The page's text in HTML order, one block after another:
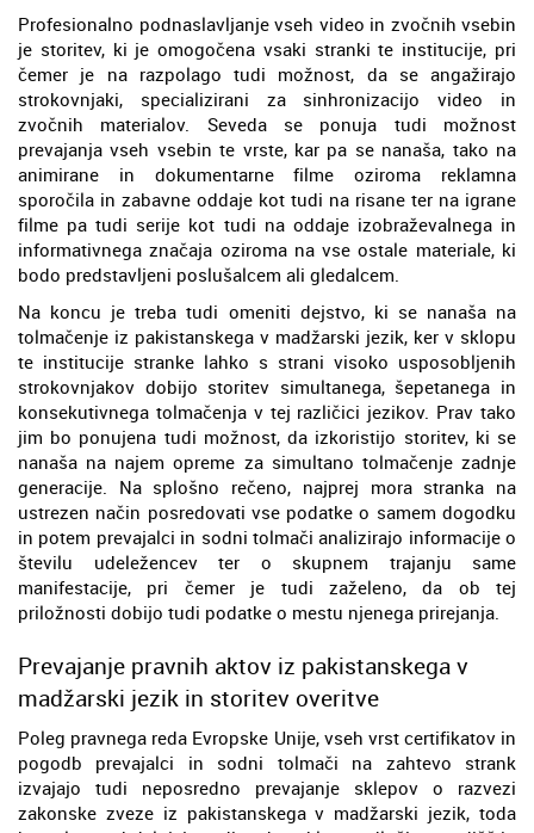
Profesionalno podnaslavljanje vseh video in zvočnih vsebin
je storitev, ki je omogočena vsaki stranki te institucije, pri
čemer je na razpolago tudi možnost, da se angažirajo
strokovnjaki, specializirani za sinhronizacijo video in
zvočnih materialov. Seveda se ponuja tudi možnost
prevajanja vseh vsebin te vrste, kar pa se nanaša, tako na
animirane in dokumentarne filme oziroma reklamna
sporočila in zabavne oddaje kot tudi na risane ter na igrane
filme pa tudi serije kot tudi na oddaje izobraževalnega in
informativnega značaja oziroma na vse ostale materiale, ki
bodo predstavljeni poslušalcem ali gledalcem.
Na koncu je treba tudi omeniti dejstvo, ki se nanaša na
tolmačenje iz pakistanskega v madžarski jezik, ker v sklopu
te institucije stranke lahko s strani visoko usposobljenih
strokovnjakov dobijo storitev simultanega, šepetanega in
konsekutivnega tolmačenja v tej različici jezikov. Prav tako
jim bo ponujena tudi možnost, da izkoristijo storitev, ki se
nanaša na najem opreme za simultano tolmačenje zadnje
generacije. Na splošno rečeno, najprej mora stranka na
ustrezen način posredovati vse podatke o samem dogodku
in potem prevajalci in sodni tolmači analizirajo informacije o
številu udeležencev ter o skupnem trajanju same
manifestacije, pri čemer je tudi zaželeno, da ob tej
priložnosti dobijo tudi podatke o mestu njenega prirejanja.
Prevajanje pravnih aktov iz pakistanskega v
madžarski jezik in storitev overitve
Poleg pravnega reda Evropske Unije, vseh vrst certifikatov in
pogodb prevajalci in sodni tolmači na zahtevo strank
izvajajo tudi neposredno prevajanje sklepov o razvezi
zakonske zveze iz pakistanskega v madžarski jezik, toda